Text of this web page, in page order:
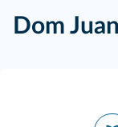
Dom